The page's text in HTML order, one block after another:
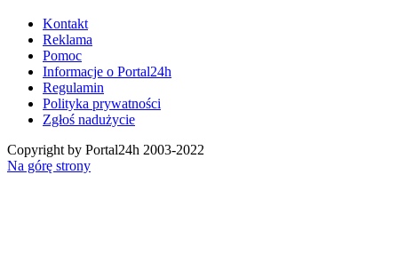
Kontakt
Reklama
Pomoc
Informacje o Portal24h
Regulamin
Polityka prywatności
Zgłoś nadużycie
Copyright by Portal24h 2003-2022
Na górę strony